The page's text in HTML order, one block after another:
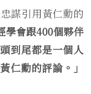
謀引用黃仁勳的
學會跟400個夥伴
到尾都是一個人
仁勳的評論。」